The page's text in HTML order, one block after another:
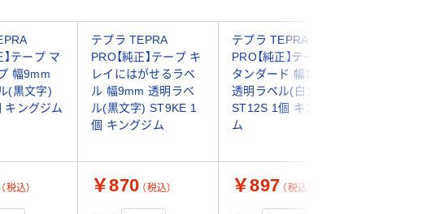
】テープ マ
幅9mm
(黒文字)
キングジム
テプラ TEPRA
PRO【純正】テープ キ
レイにはがせるラベ
ル 幅9mm 透明ラベ
ル(黒文字) ST9KE 1
個 キングジム
テプラ TEPRA
PRO【純正】テープ ス
タンダード 幅12mm
透明ラベル(白文字)
ST12S 1個 キングジ
ム
（税込） ￥870 （税込） ￥897 （税込）